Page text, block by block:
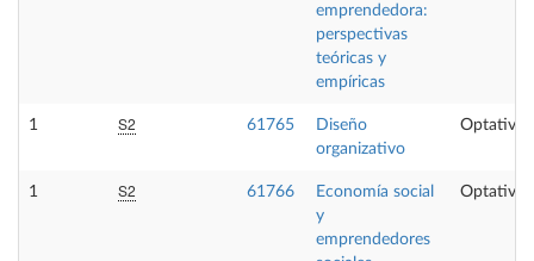
emprendedora:
perspectivas
teóricas y
empíricas
1 S2 61765
Diseño
organizativo
Optativa
1 S2 61766
Economía social
y
emprendedores
Optativa